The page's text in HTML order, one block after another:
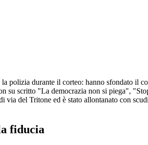
polizia durante il corteo: hanno sfondato il
su scritto "La democrazia non si piega",
del Tritone ed è stato allontanato con
fiducia